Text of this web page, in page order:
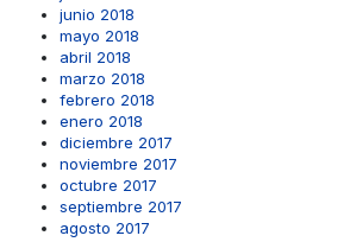
junio 2018
mayo 2018
abril 2018
marzo 2018
febrero 2018
enero 2018
diciembre 2017
noviembre 2017
octubre 2017
septiembre 2017
agosto 2017